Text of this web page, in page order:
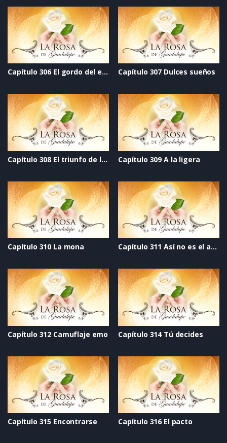
Capítulo 306 El gordo del espejo Capítulo 307 Dulces sueños
Capítulo 308 El triunfo de la vida Capítulo 309 A la ligera
Capítulo 310 La mona Capítulo 311 Así no es el amor
Capítulo 312 Camuflaje emo Capítulo 314 Tú decides
Capítulo 315 Encontrarse Capítulo 316 El pacto